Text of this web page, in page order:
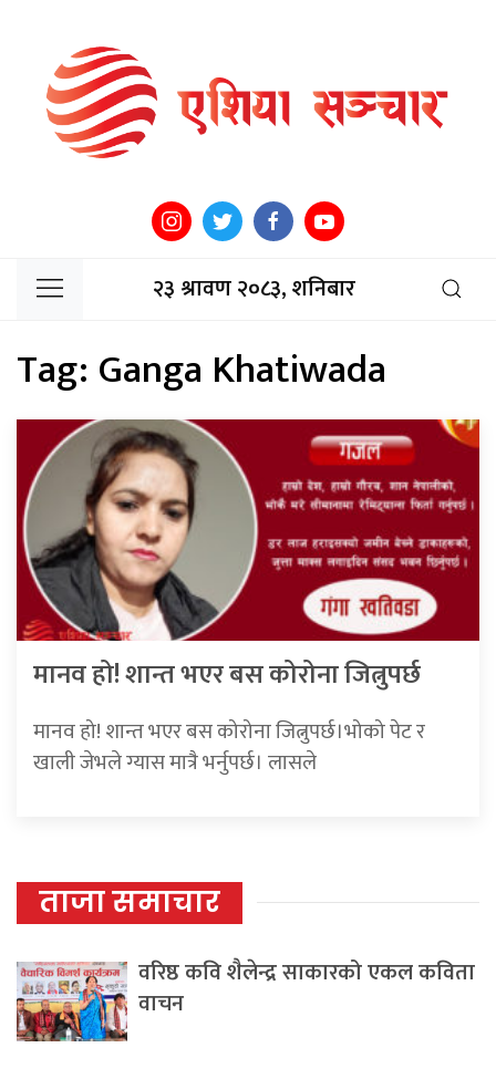
२३ श्रावण २०८३, शनिबार
Tag: Ganga Khatiwada
मानव हो! शान्त भएर बस कोरोना जित्नुपर्छ
मानव हो! शान्त भएर बस कोरोना जित्नुपर्छ।भोको पेट र
खाली जेभले ग्यास मात्रै भर्नुपर्छ। लासले
ताजा समाचार
वरिष्ठ कवि शैलेन्द्र साकारको एकल कविता
वाचन